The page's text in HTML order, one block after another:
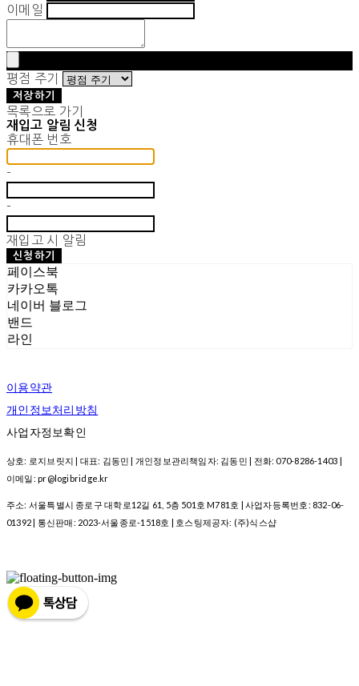
이메일
평점 주기
저장하기
목록으로 가기
재입고 알림 신청
휴대폰 번호
-
-
재입고 시 알림
신청하기
페이스북
카카오톡
네이버 블로그
밴드
라인
이용약관
개인정보처리방침
사업자정보확인
상호: 로지브릿지 | 대표: 김동민 | 개인정보관리책임자: 김동민 | 전화: 070-8286-1403 |
이메일: pr@logibridge.kr
주소: 서울특별시 종로구 대학로12길 61, 5층 501호 M781호 | 사업자등록번호: 832-06-
01392 | 통신판매: 2023-서울종로-1518호 | 호스팅제공자: (주)식스샵